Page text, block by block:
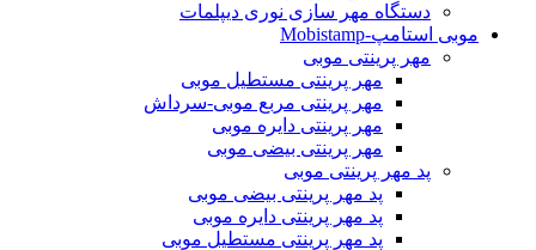
دستگاه مهر سازی نوری دیپلمات
موبی استامپ-Mobistamp
مهر پرینتی موبی
مهر پرینتی مستطیل موبی
مهر پرینتی مربع موبی-سرداش
مهر پرینتی دایره موبی
مهر پرینتی بیضی موبی
پد مهر پرینتی موبی
پد مهر پرینتی بیضی موبی
پد مهر پرینتی دایره موبی
پد مهر پرینتی مستطیل موبی